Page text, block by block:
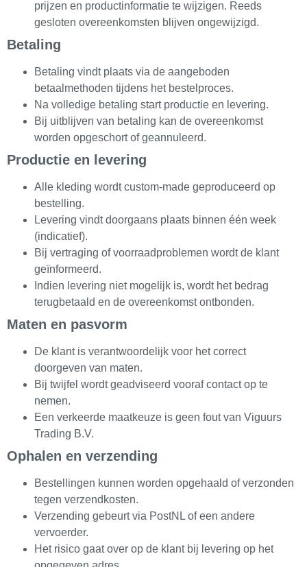
prijzen en productinformatie te wijzigen. Reeds
gesloten overeenkomsten blijven ongewijzigd.
Betaling
Betaling vindt plaats via de aangeboden
betaalmethoden tijdens het bestelproces.
Na volledige betaling start productie en levering.
Bij uitblijven van betaling kan de overeenkomst
worden opgeschort of geannuleerd.
Productie en levering
Alle kleding wordt custom-made geproduceerd op
bestelling.
Levering vindt doorgaans plaats binnen één week
(indicatief).
Bij vertraging of voorraadproblemen wordt de klant
geïnformeerd.
Indien levering niet mogelijk is, wordt het bedrag
terugbetaald en de overeenkomst ontbonden.
Maten en pasvorm
De klant is verantwoordelijk voor het correct
doorgeven van maten.
Bij twijfel wordt geadviseerd vooraf contact op te
nemen.
Een verkeerde maatkeuze is geen fout van Viguurs
Trading B.V.
Ophalen en verzending
Bestellingen kunnen worden opgehaald of verzonden
tegen verzendkosten.
Verzending gebeurt via PostNL of een andere
vervoerder.
Het risico gaat over op de klant bij levering op het